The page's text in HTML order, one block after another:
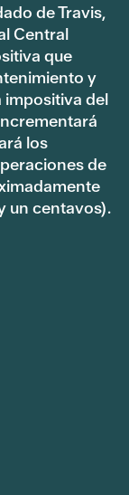
de Travis,
Central
que
y
impositiva del
los
de
un centavos).